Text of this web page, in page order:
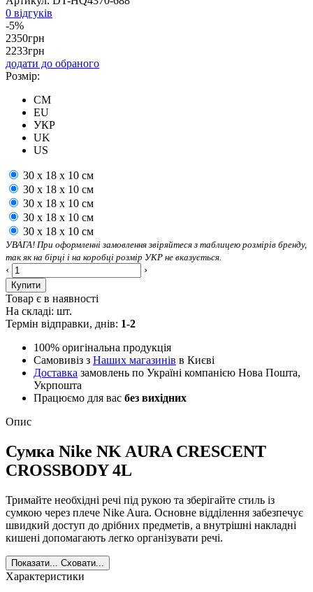
0 відгуків
-5%
2350грн
2233грн
додати до обраного
Розмір:
CM
EU
УКР
UK
US
30 х 18 х 10 см
30 х 18 х 10 см
30 х 18 х 10 см
30 х 18 х 10 см
30 х 18 х 10 см
УВАГА! При оформленні замовлення звіряйтеся з таблицею розмірів бренду,
так як на бірці і на коробці розмір УКР не вказується.
‹ ›
Купити
Товар є в наявності
На складі: шт.
Термін відправки, днів: 1-2
100% оригінальна продукція
Самовивіз з Наших магазинів в Києві
Доставка замовлень по Україні компанією Нова Пошта,
Укрпошта
Працюємо для вас без вихідних
Опис
Сумка Nike NK AURA CRESCENT
CROSSBODY 4L
Тримайте необхідні речі під рукою та зберігайте стиль із
сумкою через плече Nike Aura. Основне відділення забезпечує
швидкий доступ до дрібних предметів, а внутрішні накладні
кишені допомагають легко організувати речі.
Показати... Сховати...
Характеристики